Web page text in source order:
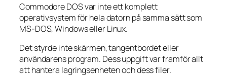
Commodore DOS var inte ett komplett
operativsystem för hela datorn på samma sätt som
MS-DOS, Windows eller Linux.
Det styrde inte skärmen, tangentbordet eller
användarens program. Dess uppgift var framför allt
att hantera lagringsenheten och dess filer.